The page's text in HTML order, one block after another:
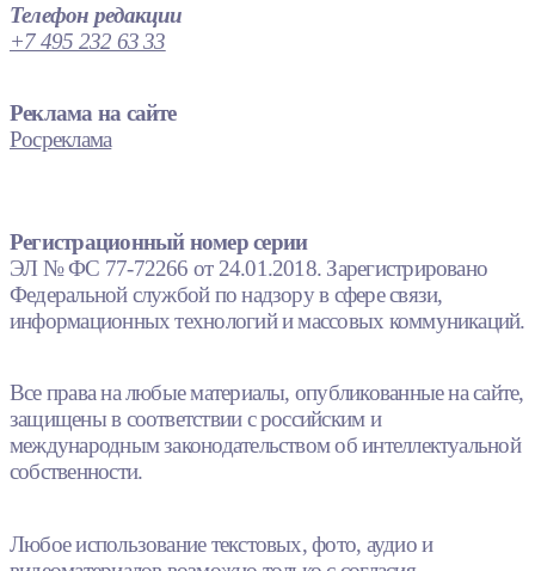
Телефон редакции
+7 495 232 63 33
Реклама на сайте
Росреклама
Регистрационный номер серии
ЭЛ № ФС 77-72266 от 24.01.2018. Зарегистрировано
Федеральной службой по надзору в сфере связи,
информационных технологий и массовых коммуникаций.
Все права на любые материалы, опубликованные на сайте,
защищены в соответствии с российским и
международным законодательством об интеллектуальной
собственности.
Любое использование текстовых, фото, аудио и